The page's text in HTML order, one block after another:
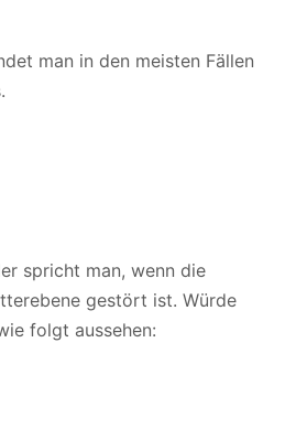
man in den meisten Fällen
spricht man, wenn die
gestört ist. Würde
folgt aussehen: